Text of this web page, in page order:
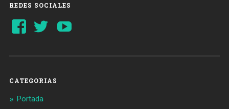
REDES SOCIALES
Ver
perfil
Ver
perfil
CATEGORIAS
Portada